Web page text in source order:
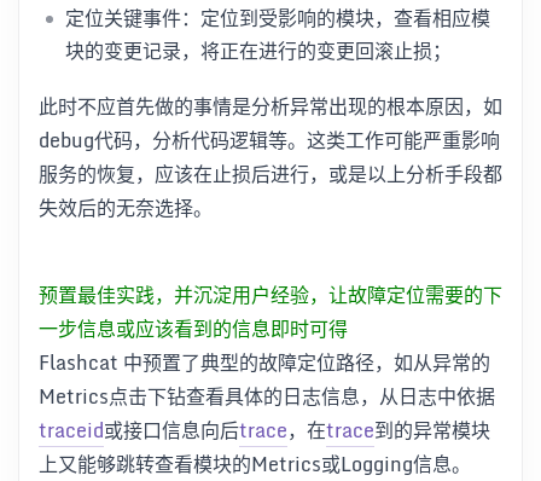
定位关键事件：定位到受影响的模块，查看相应模
块的变更记录，将正在进行的变更回滚止损；
此时不应首先做的事情是分析异常出现的根本原因，如
debug代码，分析代码逻辑等。这类工作可能严重影响
服务的恢复，应该在止损后进行，或是以上分析手段都
失效后的无奈选择。
预置最佳实践，并沉淀用户经验，让故障定位需要的下
一步信息或应该看到的信息即时可得
Flashcat 中预置了典型的故障定位路径，如从异常的
Metrics点击下钻查看具体的日志信息，从日志中依据
traceid或接口信息向后trace，在trace到的异常模块
上又能够跳转查看模块的Metrics或Logging信息。